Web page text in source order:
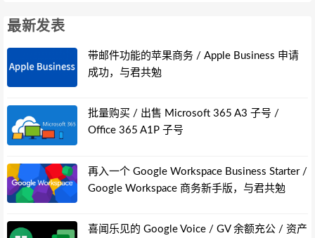
最新发表
带邮件功能的苹果商务 / Apple Business 申请
成功，与君共勉
批量购买 / 出售 Microsoft 365 A3 子号 /
Office 365 A1P 子号
再入一个 Google Workspace Business Starter /
Google Workspace 商务新手版，与君共勉
喜闻乐见的 Google Voice / GV 余额充公 / 资产